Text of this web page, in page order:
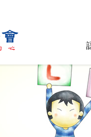
緣起與簡介 組織架構